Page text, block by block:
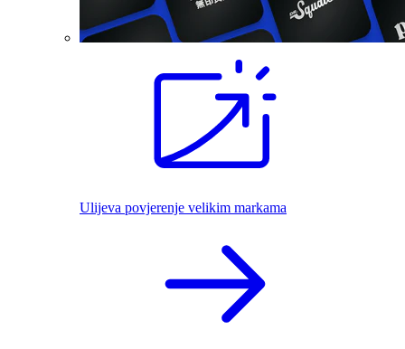
Ulijeva povjerenje velikim markama